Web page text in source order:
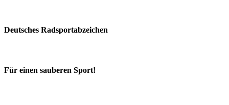
Deutsches Radsportabzeichen
Für einen sauberen Sport!